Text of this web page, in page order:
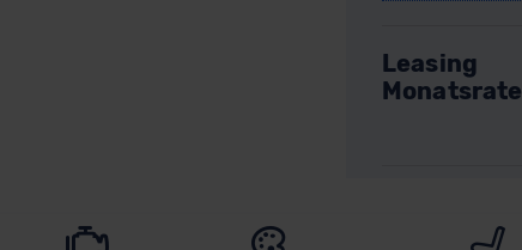
Leasing
Monatsrate